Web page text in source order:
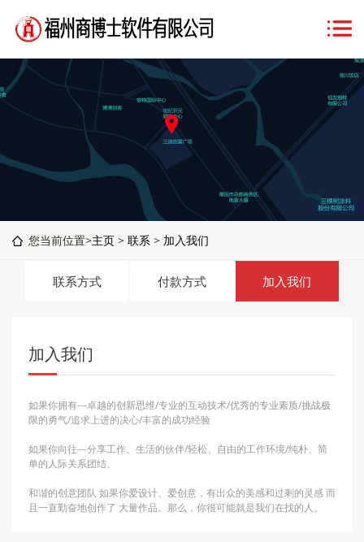
您当前位置>主页 > 联系 > 加入我们
联系方式 付款方式 加入我们
加入我们
如果你拥有---卓越的创新思维/专业的互动技术/优秀的专业素质/挑战极
限的勇气/追求上进的决心/丰富的成功经验
如果你向往---分享工作、生活的伙伴/轻松、自由的工作环境/纯朴、简
单的人际关系团结、
和谐的创意团队 如果你爱设计、爱创意，有出众的美感和过剩的灵感 而
且一直勤奋地创作了 大量作品。那么，你很可能就是我们在找的人。